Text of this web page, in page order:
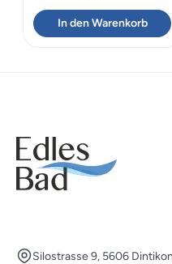
Preis
war:
Preis
ist:
In den Warenkorb
Silostrasse 9, 5606